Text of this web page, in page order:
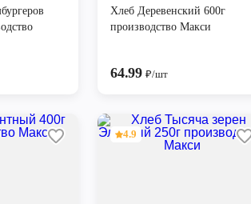
Хлеб Деревенский 600г
производство Макси
64.99₽/шт
4.9